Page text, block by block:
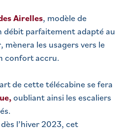
Airelles, modèle de
débit parfaitement adapté au
les usagers vers le
confort accru.
de cette télécabine se fera
oubliant ainsi les escaliers
l’hiver 2023, cet